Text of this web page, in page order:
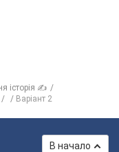
історія ✍
Варіант 2
В начало